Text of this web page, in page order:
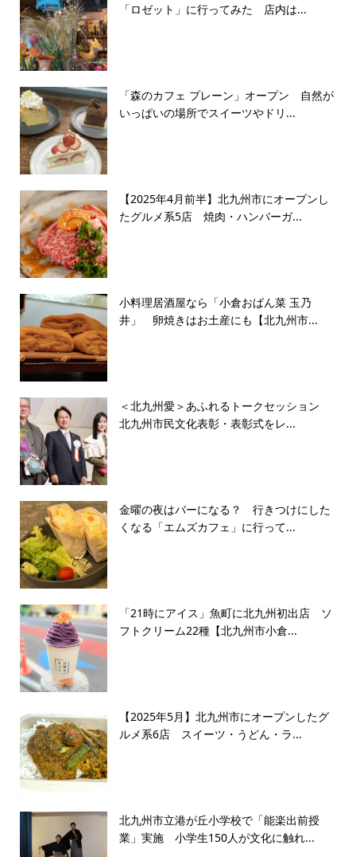
「ロゼット」に行ってみた 店内は...
「森のカフェ プレーン」オープン 自然が
いっぱいの場所でスイーツやドリ...
【2025年4月前半】北九州市にオープンし
たグルメ系5店 焼肉・ハンバーガ...
小料理居酒屋なら「小倉おばん菜 玉乃
井」 卵焼きはお土産にも【北九州市...
＜北九州愛＞あふれるトークセッション
北九州市民文化表彰・表彰式をレ...
金曜の夜はバーになる？ 行きつけにした
くなる「エムズカフェ」に行って...
「21時にアイス」魚町に北九州初出店 ソ
フトクリーム22種【北九州市小倉...
【2025年5月】北九州市にオープンしたグ
ルメ系6店 スイーツ・うどん・ラ...
北九州市立港が丘小学校で「能楽出前授
業」実施 小学生150人が文化に触れ...